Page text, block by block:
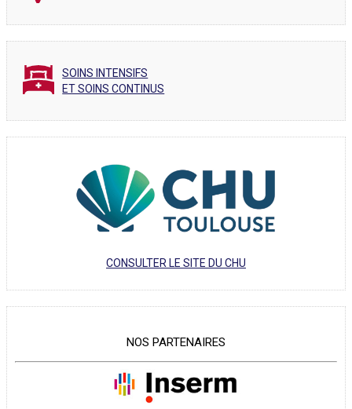
SOINS INTENSIFS
ET SOINS CONTINUS
CONSULTER LE SITE DU CHU
NOS PARTENAIRES